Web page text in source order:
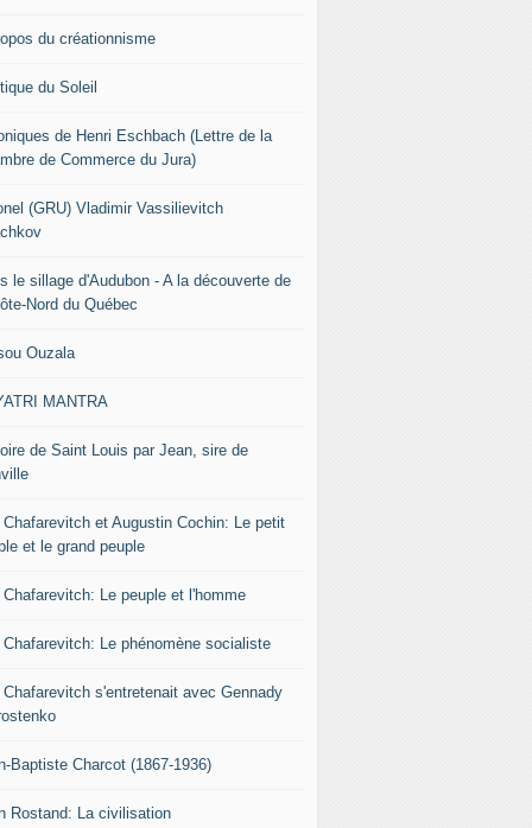
du créationnisme
du Soleil
de Henri Eschbach (Lettre de la
de Commerce du Jura)
(GRU) Vladimir Vassilievitch
le sillage d'Audubon - A la découverte de
Nord du Québec
Ouzala
MANTRA
de Saint Louis par Jean, sire de
Chafarevitch et Augustin Cochin: Le petit
et le grand peuple
Chafarevitch: Le peuple et l'homme
Chafarevitch: Le phénomène socialiste
Chafarevitch s'entretenait avec Gennady
Baptiste Charcot (1867-1936)
Rostand: La civilisation